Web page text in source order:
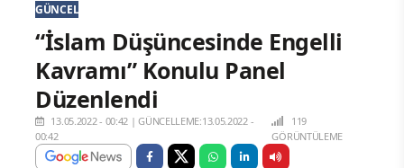
GÜNCEL
“İslam Düşüncesinde Engelli
Kavramı” Konulu Panel
Düzenlendi
13.05.2022 - 00:42 |GÜNCELLEME:13.05.2022 -
00:42
119
GÖRÜNTÜLEME